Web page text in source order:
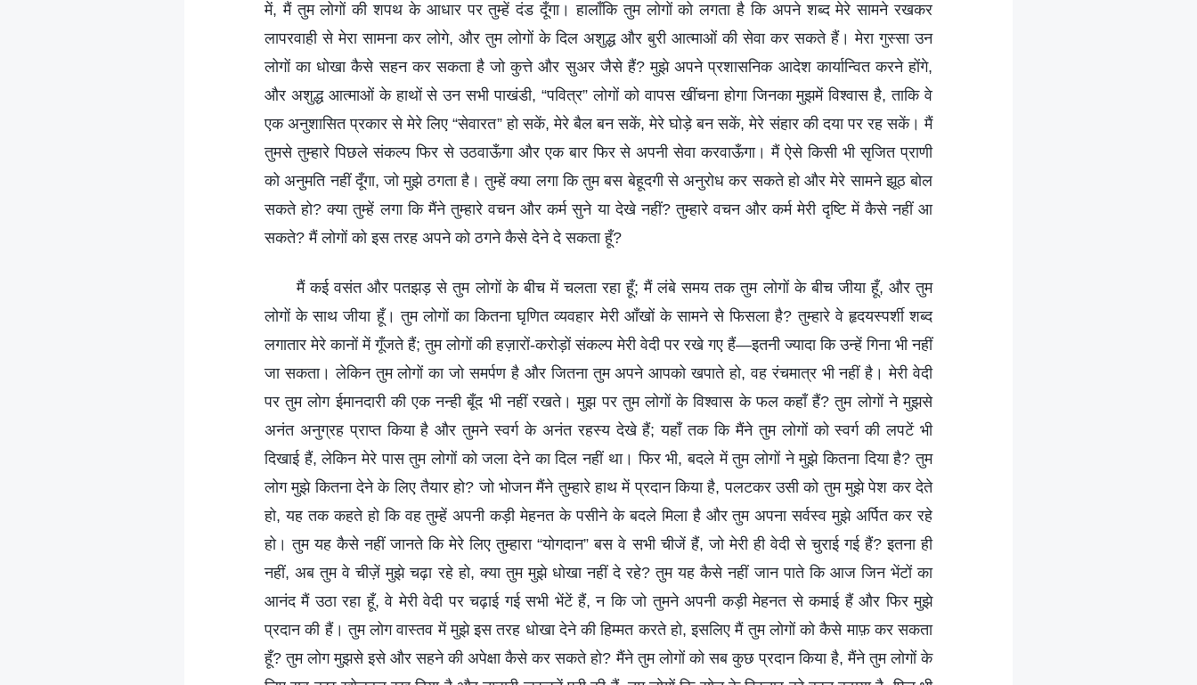
में, मैं तुम लोगों की शपथ के आधार पर तुम्हें दंड दूँगा। हालाँकि तुम लोगों को लगता है कि अपने शब्द मेरे सामने रखकर
लापरवाही से मेरा सामना कर लोगे, और तुम लोगों के दिल अशुद्ध और बुरी आत्माओं की सेवा कर सकते हैं। मेरा गुस्सा उन
लोगों का धोखा कैसे सहन कर सकता है जो कुत्ते और सुअर जैसे हैं? मुझे अपने प्रशासनिक आदेश कार्यान्वित करने होंगे,
और अशुद्ध आत्माओं के हाथों से उन सभी पाखंडी, “पवित्र” लोगों को वापस खींचना होगा जिनका मुझमें विश्वास है, ताकि वे
एक अनुशासित प्रकार से मेरे लिए “सेवारत” हो सकें, मेरे बैल बन सकें, मेरे घोड़े बन सकें, मेरे संहार की दया पर रह सकें। मैं
तुमसे तुम्हारे पिछले संकल्प फिर से उठवाऊँगा और एक बार फिर से अपनी सेवा करवाऊँगा। मैं ऐसे किसी भी सृजित प्राणी
को अनुमति नहीं दूँगा, जो मुझे ठगता है। तुम्हें क्या लगा कि तुम बस बेहूदगी से अनुरोध कर सकते हो और मेरे सामने झूठ बोल
सकते हो? क्या तुम्हें लगा कि मैंने तुम्हारे वचन और कर्म सुने या देखे नहीं? तुम्हारे वचन और कर्म मेरी दृष्टि में कैसे नहीं आ
सकते? मैं लोगों को इस तरह अपने को ठगने कैसे देने दे सकता हूँ?
मैं कई वसंत और पतझड़ से तुम लोगों के बीच में चलता रहा हूँ; मैं लंबे समय तक तुम लोगों के बीच जीया हूँ, और तुम
लोगों के साथ जीया हूँ। तुम लोगों का कितना घृणित व्यवहार मेरी आँखों के सामने से फिसला है? तुम्हारे वे हृदयस्पर्शी शब्द
लगातार मेरे कानों में गूँजते हैं; तुम लोगों की हज़ारों-करोड़ों संकल्प मेरी वेदी पर रखे गए हैं—इतनी ज्यादा कि उन्हें गिना भी नहीं
जा सकता। लेकिन तुम लोगों का जो समर्पण है और जितना तुम अपने आपको खपाते हो, वह रंचमात्र भी नहीं है। मेरी वेदी
पर तुम लोग ईमानदारी की एक नन्ही बूँद भी नहीं रखते। मुझ पर तुम लोगों के विश्वास के फल कहाँ हैं? तुम लोगों ने मुझसे
अनंत अनुग्रह प्राप्त किया है और तुमने स्वर्ग के अनंत रहस्य देखे हैं; यहाँ तक कि मैंने तुम लोगों को स्वर्ग की लपटें भी
दिखाई हैं, लेकिन मेरे पास तुम लोगों को जला देने का दिल नहीं था। फिर भी, बदले में तुम लोगों ने मुझे कितना दिया है? तुम
लोग मुझे कितना देने के लिए तैयार हो? जो भोजन मैंने तुम्हारे हाथ में प्रदान किया है, पलटकर उसी को तुम मुझे पेश कर देते
हो, यह तक कहते हो कि वह तुम्हें अपनी कड़ी मेहनत के पसीने के बदले मिला है और तुम अपना सर्वस्व मुझे अर्पित कर रहे
हो। तुम यह कैसे नहीं जानते कि मेरे लिए तुम्हारा “योगदान” बस वे सभी चीजें हैं, जो मेरी ही वेदी से चुराई गई हैं? इतना ही
नहीं, अब तुम वे चीज़ें मुझे चढ़ा रहे हो, क्या तुम मुझे धोखा नहीं दे रहे? तुम यह कैसे नहीं जान पाते कि आज जिन भेंटों का
आनंद मैं उठा रहा हूँ, वे मेरी वेदी पर चढ़ाई गई सभी भेंटें हैं, न कि जो तुमने अपनी कड़ी मेहनत से कमाई हैं और फिर मुझे
प्रदान की हैं। तुम लोग वास्तव में मुझे इस तरह धोखा देने की हिम्मत करते हो, इसलिए मैं तुम लोगों को कैसे माफ़ कर सकता
हूँ? तुम लोग मुझसे इसे और सहने की अपेक्षा कैसे कर सकते हो? मैंने तुम लोगों को सब कुछ प्रदान किया है, मैंने तुम लोगों के